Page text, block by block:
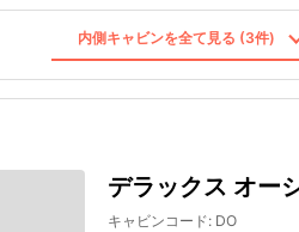
内側キャビンを全て見る (3件)
デラックス オー
キャビンコード: DO